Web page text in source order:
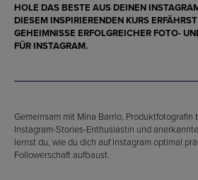
HOLE DAS BESTE AUS DEINEN
DIESEM INSPIRIERENDEN KURS
GEHEIMNISSE ERFOLGREICHER FOTO-
FÜR INSTAGRAM.
Gemeinsam mit Mina Barrio, Produktfotografin
Instagram-Stories-Enthusiastin und
lernst du, wie du dich auf Instagram optimal
Followerschaft aufbaust.